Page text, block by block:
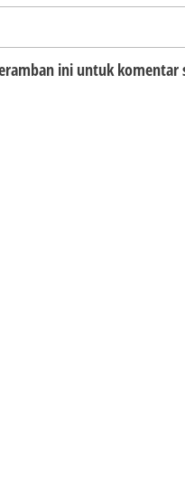
ini untuk komentar